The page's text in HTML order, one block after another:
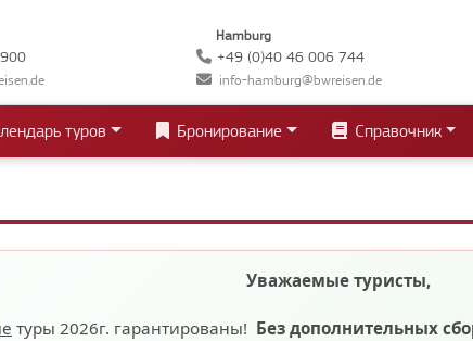
Hamburg
+49 (0)40 46 006 744
info-hamburg@bwreisen.de
туров Бронирование Справочник
Уважаемые туристы,
туры 2026г. гарантированы! Без дополнительных